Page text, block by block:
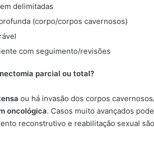
delimitadas
(corpo/corpos cavernosos)
com seguimento/revisões
parcial ou total?
ou há invasão dos corpos
oncológica. Casos muito avançados
reconstrutivo e reabilitação sexual